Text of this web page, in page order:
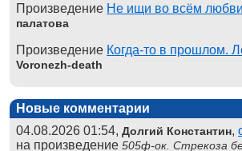
Произведение Не ищи во всём любви
палатова
Произведение Когда-то в прошлом.
Voronezh-death
Новые комментарии
04.08.2026 01:54, Долгий Константин,
на произведение 505ф-ок. Стрекоза